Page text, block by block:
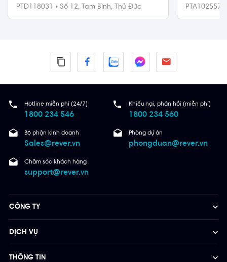
52m² hướng đông pháp lý sổ hồng
PTD118031 • Số 12, Tam Bình, Thủ Đức
khu dân cư
PTA102557
Hotline miễn phí (24/7)
1800 234 546
Khiếu nại, phản hồi (miễn phí)
1800 234 560
Bộ phận kinh doanh
Sales@rever.vn
Phòng dự án
phongduan@rever.vn
Chăm sóc khách hàng
support@rever.vn
CÔNG TY
DỊCH VỤ
THÔNG TIN